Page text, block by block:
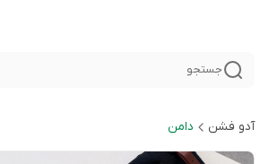
جستجو
آدو فشن دامن